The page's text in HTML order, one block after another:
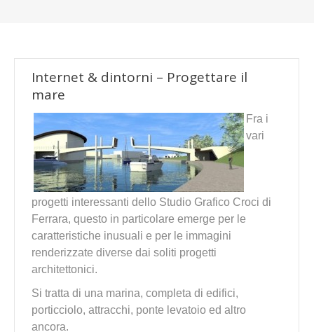
Internet & dintorni – Progettare il
mare
Fra i
vari
progetti interessanti dello Studio Grafico Croci di
Ferrara, questo in particolare emerge per le
caratteristiche inusuali e per le immagini
renderizzate diverse dai soliti progetti
architettonici.
Si tratta di una marina, completa di edifici,
porticciolo, attracchi, ponte levatoio ed altro
ancora.